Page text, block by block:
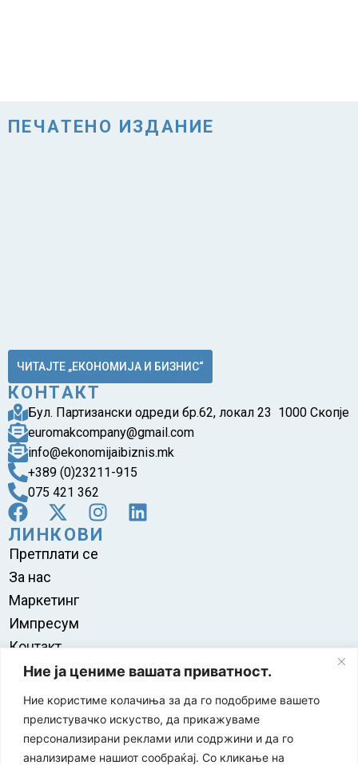
Ние ја цениме вашата приватност.
Ние користиме колачиња за да го подобриме вашето
прелистувачко искуство, да прикажуваме
персонализирани реклами или содржини и да го
анализираме нашиот сообраќај. Со кликање на
ПЕЧАТЕНО ИЗДАНИЕ
ЧИТАЈТЕ „ЕКОНОМИЈА И БИЗНИС“
КОНТАКТ
Бул. Партизански одреди бр.62, локал 23 1000 Скопје
euromakcompany@gmail.com
info@ekonomijaibiznis.mk
+389 (0)23211-915
075 421 362
ЛИНКОВИ
Претплати се
За нас
Маркетинг
Импресум
Контакт
Правила на користење